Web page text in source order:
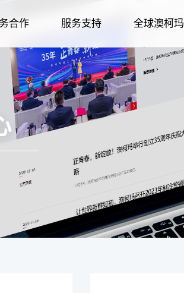
科技创新
信息披露 信息公告
合作
标采购 供应商合作 经销商合作
服务支持
报装报修 在线建档 电子说明书
全球澳柯玛
业文化 社会责任
生物医疗
牌故事信息公告
合作伙伴
呼叫中心
校园招聘
力资源